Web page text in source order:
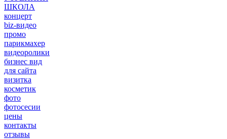
ШКОЛА
концерт
biz-видео
промо
парикмахер
видеоролики
бизнес вид
для сайта
визитка
косметик
фото
фотосесии
цены
контакты
отзывы